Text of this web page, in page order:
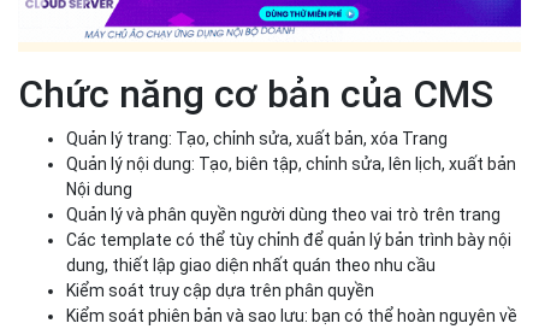
Kiểm soát truy cập dựa trên phân quyền
Kiểm soát phiên bản và sao lưu: bạn có thể hoàn nguyên về
động sao lưu trường hợp mất dữ liệu, trang web bị hỏng
hoặc bị tấn công
Tạo nội dung đa ngôn ngữ để mở rộng phạm vi tiếp cận với
khách hàng ở các quốc gia khác nhau
Công cụ SEO tích hợp giúp tối ưu hóa nội dung, cải thiện
xếp hạng website
Tích hợp linh hoạt với bên thứ ba (CRM, MKT automation…)
thúc đẩy lưu lượng truy cập, tỷ lệ chuyển đổi
Phân tích chi tiết: đo lường các chỉ số hiệu suất ngay trên
trang tổng quan